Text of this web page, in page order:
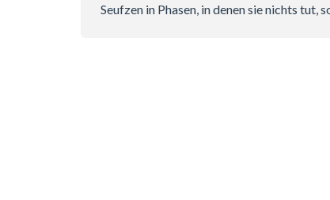
Seufzen in Phasen, in denen sie nichts tut,